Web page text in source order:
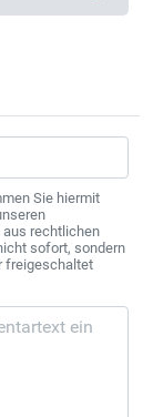
Sie hiermit
rechtlichen
sofort, sondern
freigeschaltet